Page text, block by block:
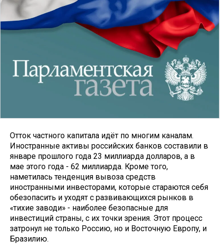
Отток частного капитала идёт по многим каналам.
Иностранные активы российских банков составили в
январе прошлого года 23 миллиарда долларов, а в
мае этого года - 62 миллиарда. Кроме того,
наметилась тенденция вывоза средств
иностранными инвесторами, которые стараются себя
обезопасить и уходят с развивающихся рынков в
«тихие заводи» - наиболее безопасные для
инвестиций страны, с их точки зрения. Этот процесс
затронул не только Россию, но и Восточную Европу, и
Бразилию.